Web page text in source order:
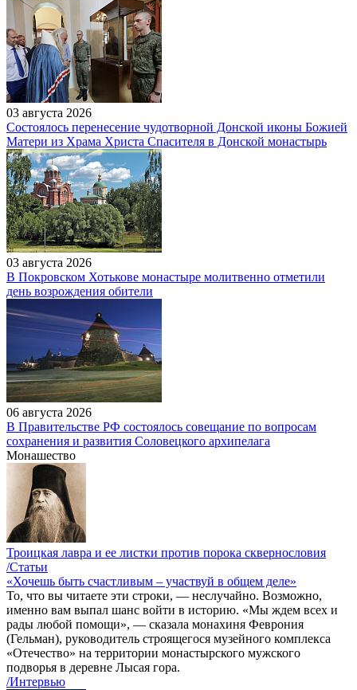
03 августа 2026
Состоялось перенесение чудотворной Донской иконы Божией
Матери из Храма Христа Спасителя в Донской монастырь
03 августа 2026
В Покровском Хотькове монастыре молитвенно отметили
день возрождения обители
06 августа 2026
В Правительстве РФ состоялось совещание по вопросам
сохранения и развития Соловецкого архипелага
Монашество
Троицкая лавра и ее листки против порока сквернословия
/Статьи
«Хочешь быть счастливым – участвуй в общем деле»
То, что вы читаете эти строки, — неслучайно. Возможно,
именно вам выпал шанс войти в историю. «Мы ждем всех и
рады любой помощи», — сказала монахиня Феврония
(Гельман), руководитель строящегося музейного комплекса
«Отечество» на территории монастырского мужского
подворья в деревне Лысая гора.
/Интервью